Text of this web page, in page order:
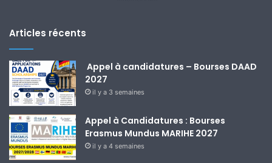
Articles récents
Appel à candidatures – Bourses DAAD
2027
il y a 3 semaines
Appel à Candidatures : Bourses
Erasmus Mundus MARIHE 2027
il y a 4 semaines